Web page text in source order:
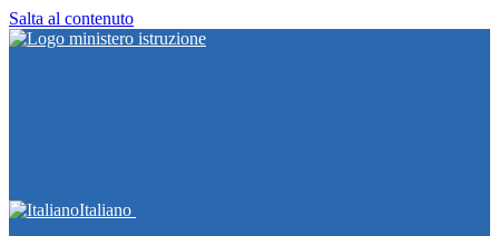
Salta al contenuto
Italiano